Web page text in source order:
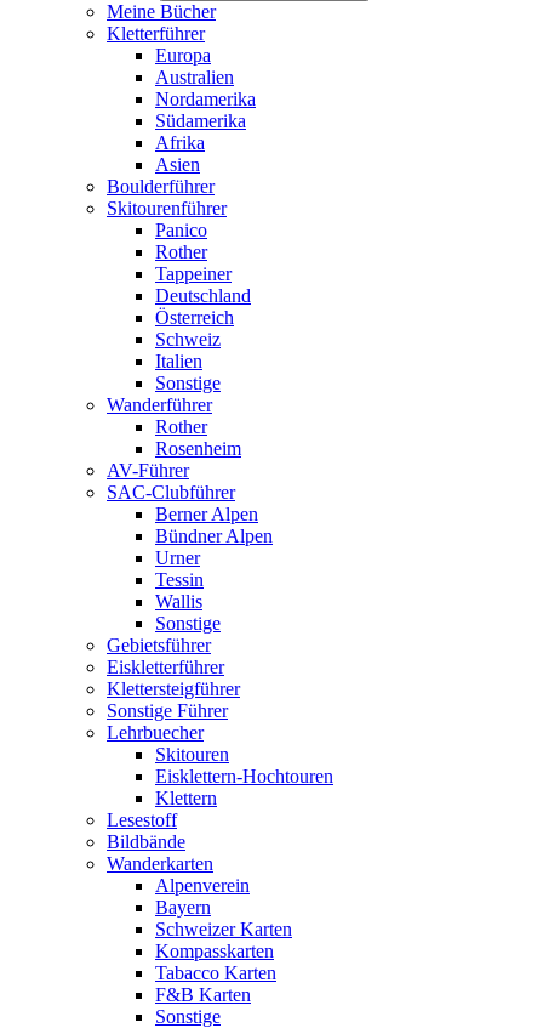
Meine Bücher
Kletterführer
Europa
Australien
Nordamerika
Südamerika
Afrika
Asien
Boulderführer
Skitourenführer
Panico
Rother
Tappeiner
Deutschland
Österreich
Schweiz
Italien
Sonstige
Wanderführer
Rother
Rosenheim
AV-Führer
SAC-Clubführer
Berner Alpen
Bündner Alpen
Urner
Tessin
Wallis
Sonstige
Gebietsführer
Eiskletterführer
Klettersteigführer
Sonstige Führer
Lehrbuecher
Skitouren
Eisklettern-Hochtouren
Klettern
Lesestoff
Bildbände
Wanderkarten
Alpenverein
Bayern
Schweizer Karten
Kompasskarten
Tabacco Karten
F&B Karten
Sonstige